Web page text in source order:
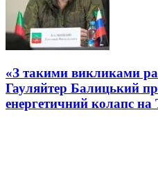
«З такими викликами
Гауляйтер Балицький
енергетичний колапс на